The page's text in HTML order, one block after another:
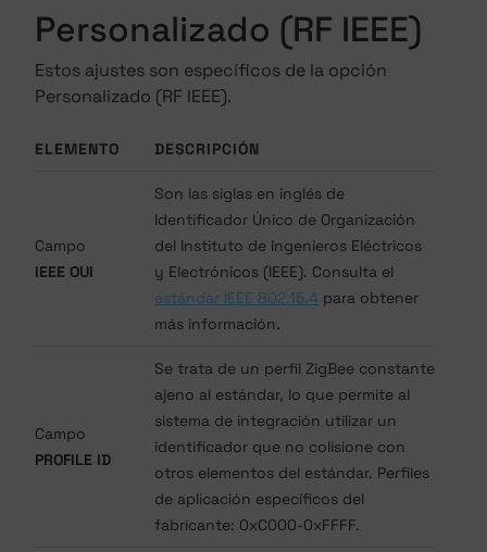
Personalizado (RF IEEE)
Estos ajustes son específicos de la opción
Personalizado (RF IEEE).
ELEMENTO DESCRIPCIÓN
Campo
IEEE OUI
Son las siglas en inglés de
Identificador Único de Organización
del Instituto de Ingenieros Eléctricos
y Electrónicos (IEEE). Consulta el
estándar IEEE 802.15.4 para obtener
más información.
Campo
PROFILE ID
Se trata de un perfil ZigBee constante
ajeno al estándar, lo que permite al
sistema de integración utilizar un
identificador que no colisione con
otros elementos del estándar. Perfiles
de aplicación específicos del
fabricante: 0xC000-0xFFFF.